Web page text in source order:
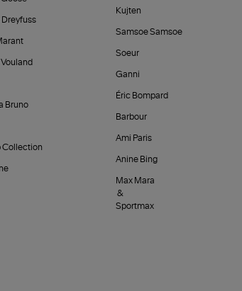
Bruno
Collection
Kujten
Samsoe Samsoe
Soeur
Ganni
Éric Bompard
Barbour
Ami Paris
Anine Bing
Max Mara
&
Sportmax